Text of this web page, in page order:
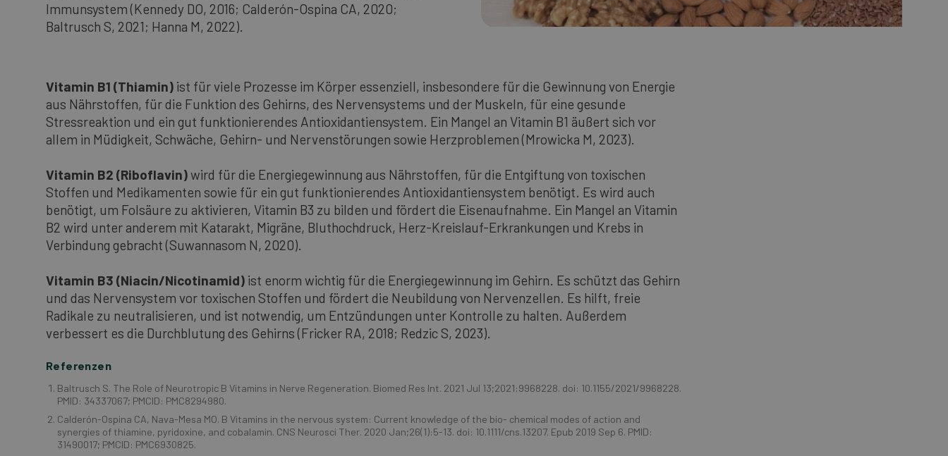
Immunsystem (Kennedy DO, 2016; Calderón-Ospina CA, 2020;
Baltrusch S, 2021; Hanna M, 2022).
Vitamin B1 (Thiamin) ist für viele Prozesse im Körper essenziell, insbesondere für die Gewinnung von Energie
aus Nährstoffen, für die Funktion des Gehirns, des Nervensystems und der Muskeln, für eine gesunde
Stressreaktion und ein gut funktionierendes Antioxidantiensystem. Ein Mangel an Vitamin B1 äußert sich vor
allem in Müdigkeit, Schwäche, Gehirn- und Nervenstörungen sowie Herzproblemen (Mrowicka M, 2023).
Vitamin B2 (Riboflavin)wird für die Energiegewinnung aus Nährstoffen, für die Entgiftung von toxischen
Stoffen und Medikamenten sowie für ein gut funktionierendes Antioxidantiensystem benötigt. Es wird auch
benötigt, um Folsäure zu aktivieren, Vitamin B3 zu bilden und fördert die Eisenaufnahme. Ein Mangel an Vitamin
B2 wird unter anderem mit Katarakt, Migräne, Bluthochdruck, Herz-Kreislauf-Erkrankungen und Krebs in
Verbindung gebracht (Suwannasom N, 2020).
Vitamin B3 (Niacin/Nicotinamid) ist enorm wichtig für die Energiegewinnung im Gehirn. Es schützt das Gehirn
und das Nervensystem vor toxischen Stoffen und fördert die Neubildung von Nervenzellen. Es hilft, freie
Radikale zu neutralisieren, und ist notwendig, um Entzündungen unter Kontrolle zu halten. Außerdem
verbessert es die Durchblutung des Gehirns (Fricker RA, 2018; Redzic S, 2023).
Referenzen
Baltrusch S. The Role of Neurotropic B Vitamins in Nerve Regeneration. Biomed Res Int. 2021 Jul 13;2021:9968228. doi: 10.1155/2021/9968228.
PMID: 34337067; PMCID: PMC8294980.
Calderón-Ospina CA, Nava-Mesa MO. B Vitamins in the nervous system: Current knowledge of the bio- chemical modes of action and
synergies of thiamine, pyridoxine, and cobalamin. CNS Neurosci Ther. 2020 Jan;26(1):5-13. doi: 10.1111/cns.13207. Epub 2019 Sep 6. PMID:
31490017; PMCID: PMC6930825.